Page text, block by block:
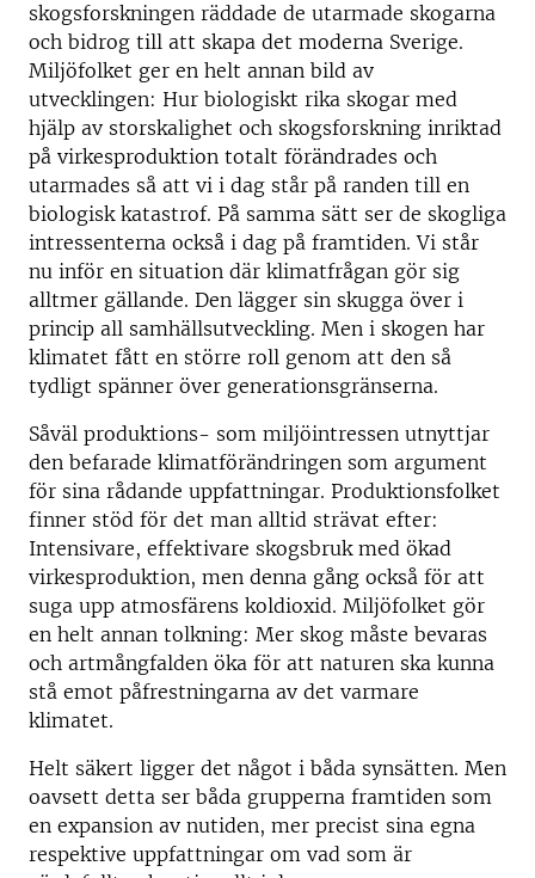
skogsforskningen räddade de utarmade skogarna
och bidrog till att skapa det moderna Sverige.
Miljöfolket ger en helt annan bild av
utvecklingen: Hur biologiskt rika skogar med
hjälp av storskalighet och skogsforskning inriktad
på virkesproduktion totalt förändrades och
utarmades så att vi i dag står på randen till en
biologisk katastrof. På samma sätt ser de skogliga
intressenterna också i dag på framtiden. Vi står
nu inför en situation där klimatfrågan gör sig
alltmer gällande. Den lägger sin skugga över i
princip all samhällsutveckling. Men i skogen har
klimatet fått en större roll genom att den så
tydligt spänner över generationsgränserna.
Såväl produktions- som miljöintressen utnyttjar
den befarade klimatförändringen som argument
för sina rådande uppfattningar. Produktionsfolket
finner stöd för det man alltid strävat efter:
Intensivare, effektivare skogsbruk med ökad
virkesproduktion, men denna gång också för att
suga upp atmosfärens koldioxid. Miljöfolket gör
en helt annan tolkning: Mer skog måste bevaras
och artmångfalden öka för att naturen ska kunna
stå emot påfrestningarna av det varmare
klimatet.
Helt säkert ligger det något i båda synsätten. Men
oavsett detta ser båda grupperna framtiden som
en expansion av nutiden, mer precist sina egna
respektive uppfattningar om vad som är